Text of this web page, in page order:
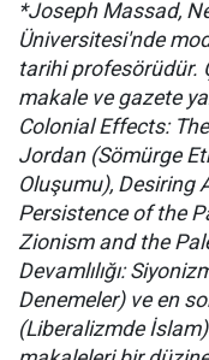
*Joseph Massad,
Üniversitesi'nde
tarihi profesörüdür.
makale ve gazete
Colonial Effects:
Jordan (Sömürge
Oluşumu), Desiring
Persistence of the
Zionism and the
Devamlılığı:
Denemeler) ve en
(Liberalizmde